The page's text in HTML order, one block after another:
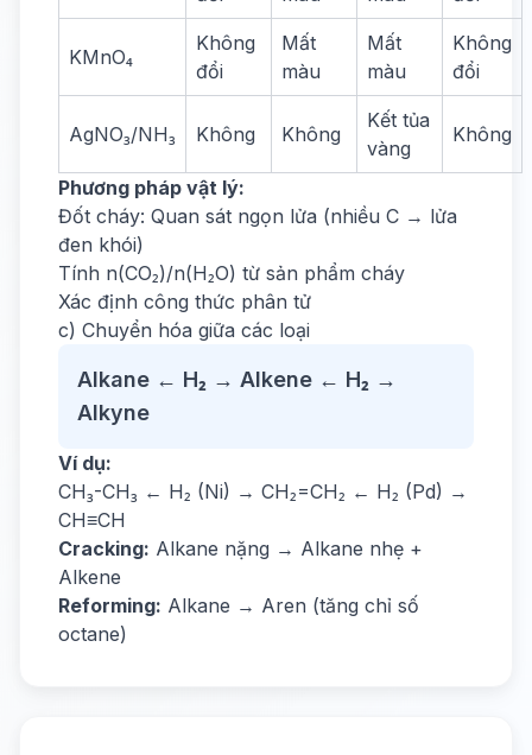
KMnO₄
Không
đổi
Mất
màu
Mất
màu
Không
đổi
AgNO₃/NH₃ Không Không
Kết tủa
vàng
Không
Phương pháp vật lý:
Đốt cháy: Quan sát ngọn lửa (nhiều C → lửa
đen khói)
Tính n(CO₂)/n(H₂O) từ sản phẩm cháy
Xác định công thức phân tử
c) Chuyển hóa giữa các loại
Alkane ← H₂ → Alkene ← H₂ →
Alkyne
Ví dụ:
CH₃-CH₃ ← H₂ (Ni) → CH₂=CH₂ ← H₂ (Pd) →
CH≡CH
Cracking: Alkane nặng → Alkane nhẹ +
Alkene
Reforming: Alkane → Aren (tăng chỉ số
octane)